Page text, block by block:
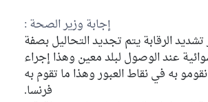
إجابة وزير الصحة :
الرقابة يتم تجديد التحاليل بصفة
عند الوصول لبلد معين وهذا إجراء
به في نقاط العبور وهذا ما تقوم به
فرنسا.